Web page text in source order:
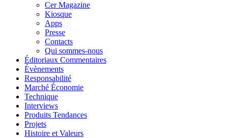
Cer Magazine
Kiosque
Apps
Presse
Contacts
Qui sommes-nous
Éditoriaux Commentaires
Évènements
Responsabilité
Marché Économie
Technique
Interviews
Produits Tendances
Projets
Histoire et Valeurs